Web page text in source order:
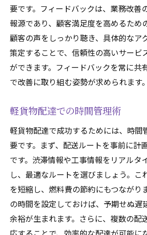
要です。フィードバックは、業務改善
報源であり、顧客満足度を高めるため
顧客の声をしっかり聴き、具体的なア
策定することで、信頼性の高いサービ
ができます。フィードバックを常に共
で改善に取り組む姿勢が求められます。
軽貨物配達での時間管理術
軽貨物配達で成功するためには、時間
要です。まず、配送ルートを事前に計
です。渋滞情報や工事情報をリアルタ
し、最適なルートを選びましょう。こ
を短縮し、燃料費の節約にもつながり
の時間を設定しておけば、予期せぬ遅
余裕が生まれます。さらに、複数の配